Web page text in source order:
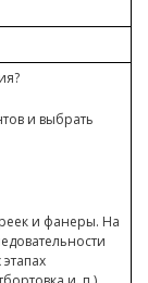
и выбрать
и фанеры. На